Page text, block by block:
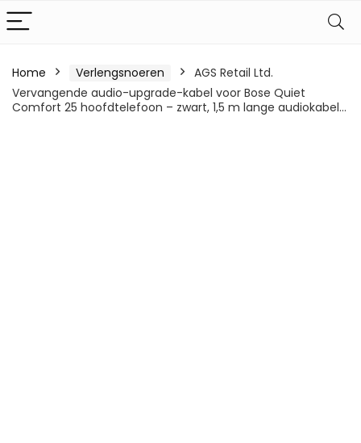
Home Verlengsnoeren
AGS Retail Ltd.
Vervangende audio-upgrade-kabel voor Bose Quiet
Comfort 25 hoofdtelefoon – zwart, 1,5 m lange audiokabel…